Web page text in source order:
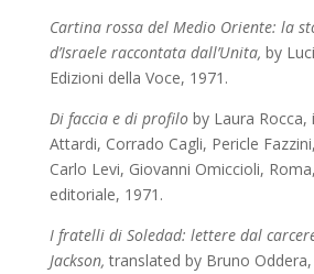
Cartina rossa del Medio Oriente: la
d’Israele raccontata dall’Unita, by
Edizioni della Voce, 1971.
Di faccia e di profilo by Laura
Attardi, Corrado Cagli, Pericle
Carlo Levi, Giovanni Omiccioli,
editoriale, 1971.
I fratelli di Soledad: lettere dal
Jackson,translated by Bruno